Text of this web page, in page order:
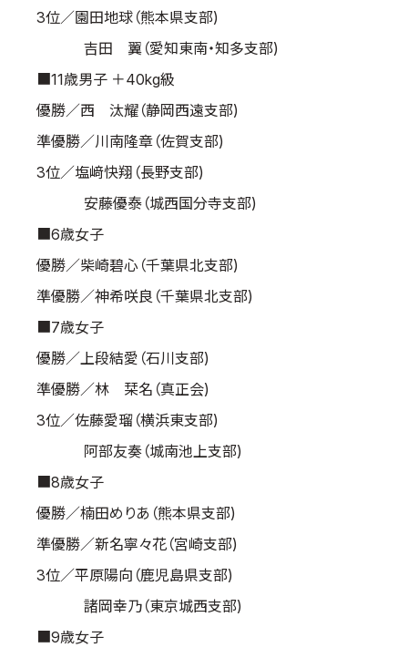
3位／園田地球（熊本県支部)
吉田 翼（愛知東南・知多支部)
■11歳男子 ＋40kg級
優勝／西 汰耀（静岡西遠支部)
準優勝／川南隆章（佐賀支部)
3位／塩﨑快翔（長野支部)
安藤優泰（城西国分寺支部)
■6歳女子
優勝／柴崎碧心（千葉県北支部)
準優勝／神希咲良（千葉県北支部)
■7歳女子
優勝／上段結愛（石川支部)
準優勝／林 栞名（真正会)
3位／佐藤愛瑠（横浜東支部)
阿部友奏（城南池上支部)
■8歳女子
優勝／楠田めりあ（熊本県支部)
準優勝／新名寧々花（宮崎支部)
3位／平原陽向（鹿児島県支部)
諸岡幸乃（東京城西支部)
■9歳女子